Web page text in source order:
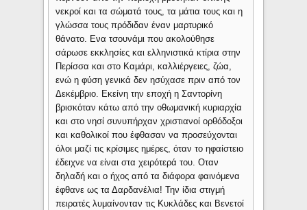
νεκροί και τα σώματά τους, τα μάτια τους και η
γλώσσα τους πρόδιδαν έναν μαρτυρικό
θάνατο. Ενα τσουνάμι που ακολούθησε
σάρωσε εκκλησίες και ελληνιστικά κτίρια στην
Περίσσα και στο Καμάρι, καλλιέργειες, ζώα,
ενώ η φύση γενικά δεν ησύχασε πριν από τον
Δεκέμβριο. Εκείνη την εποχή η Σαντορίνη
βρισκόταν κάτω από την οθωμανική κυριαρχία
και στο νησί συνυπήρχαν χριστιανοί ορθόδοξοι
και καθολικοί που έφθασαν να προσεύχονται
όλοι μαζί τις κρίσιμες ημέρες, όταν το ηφαίστειο
έδειχνε να είναι στα χειρότερά του. Οταν
δηλαδή και ο ήχος από τα διάφορα φαινόμενα
έφθανε ως τα Δαρδανέλια! Την ίδια στιγμή
πειρατές λυμαίνονταν τις Κυκλάδες και Βενετοί